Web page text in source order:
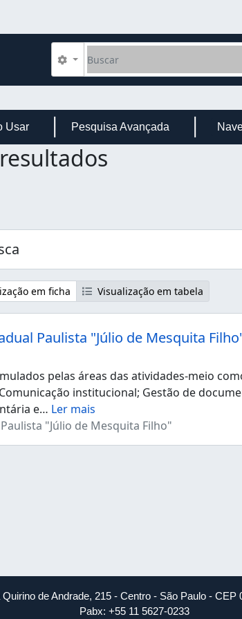
Buscar
Opções de busca
Usar Pesquisa Avançada
em ficha Visualização em tabela
Paulista "Júlio de Mesquita
pelas áreas das atividades-meio
institucional; Gestão de
e… Ler mais
"Júlio de Mesquita Filho"
Quirino de Andrade, 215 - Centro - São Paulo - CEP
Pabx: +55 11 5627-0233